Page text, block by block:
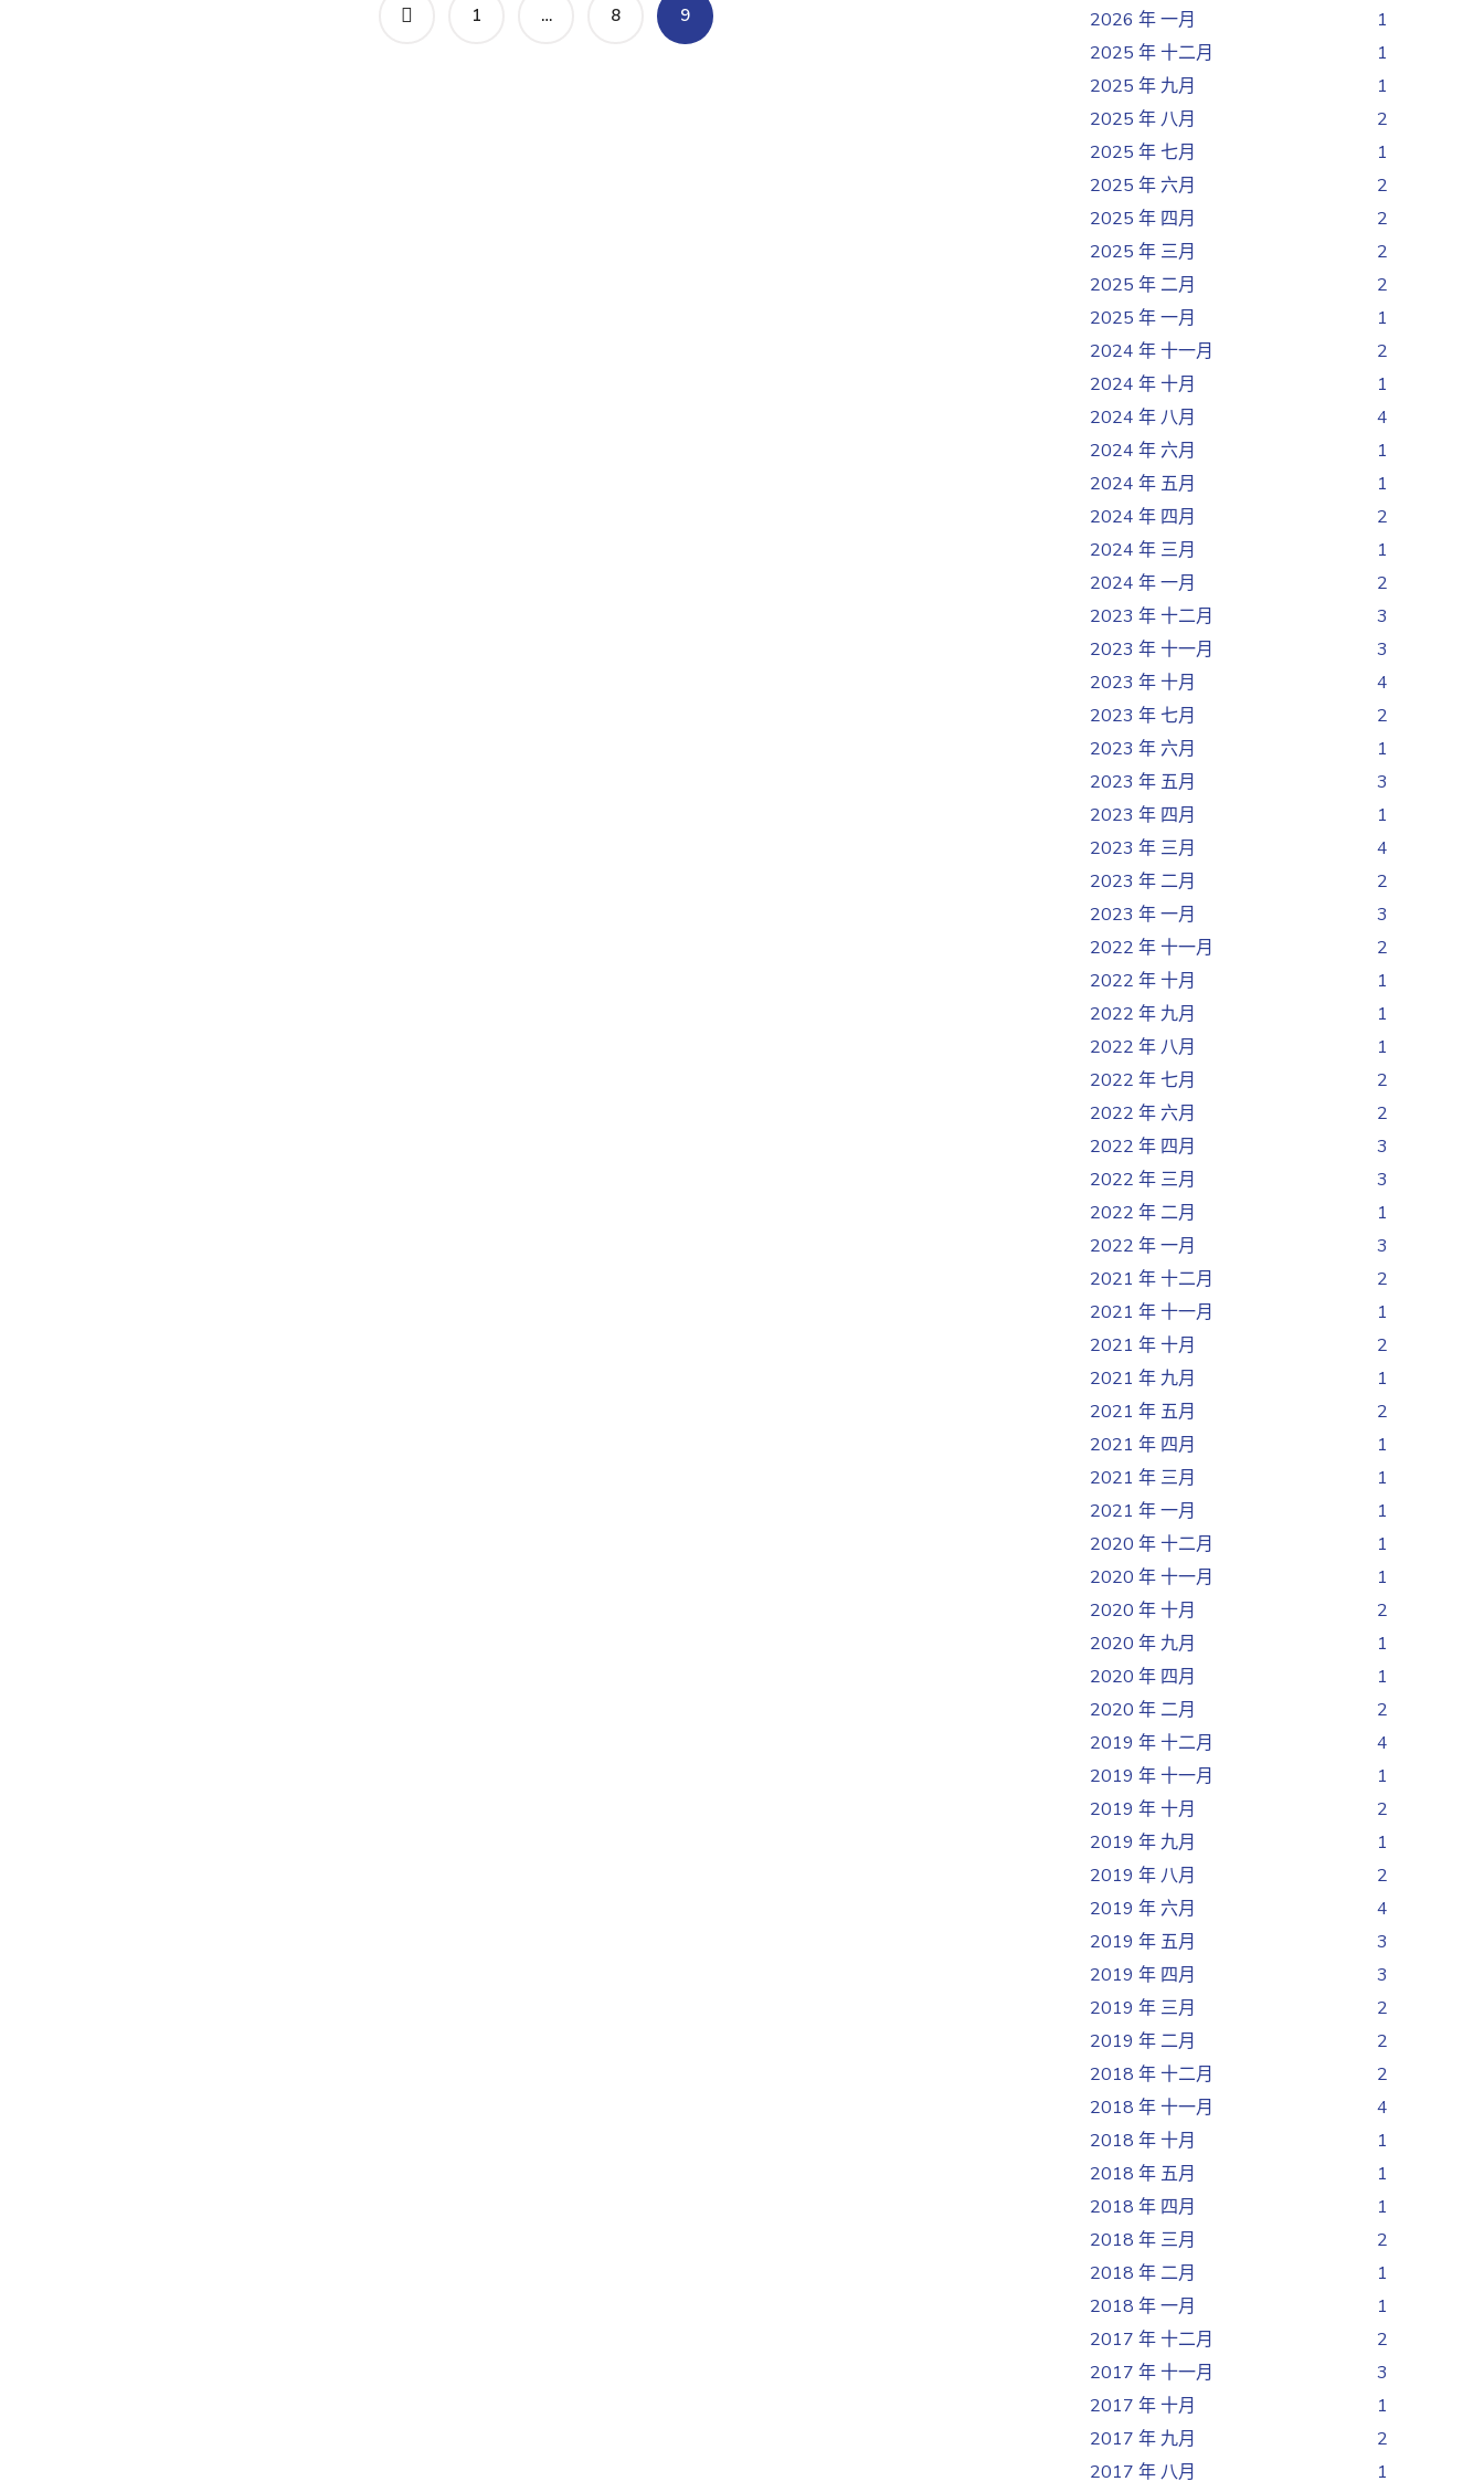
1 … 8 9
2026 年 一月
1
2025 年 十二月
1
2025 年 九月
1
2025 年 八月
2
2025 年 七月
1
2025 年 六月
2
2025 年 四月
2
2025 年 三月
2
2025 年 二月
2
2025 年 一月
1
2024 年 十一月
2
2024 年 十月
1
2024 年 八月
4
2024 年 六月
1
2024 年 五月
1
2024 年 四月
2
2024 年 三月
1
2024 年 一月
2
2023 年 十二月
3
2023 年 十一月
3
2023 年 十月
4
2023 年 七月
2
2023 年 六月
1
2023 年 五月
3
2023 年 四月
1
2023 年 三月
4
2023 年 二月
2
2023 年 一月
3
2022 年 十一月
2
2022 年 十月
1
2022 年 九月
1
2022 年 八月
1
2022 年 七月
2
2022 年 六月
2
2022 年 四月
3
2022 年 三月
3
2022 年 二月
1
2022 年 一月
3
2021 年 十二月
2
2021 年 十一月
1
2021 年 十月
2
2021 年 九月
1
2021 年 五月
2
2021 年 四月
1
2021 年 三月
1
2021 年 一月
1
2020 年 十二月
1
2020 年 十一月
1
2020 年 十月
2
2020 年 九月
1
2020 年 四月
1
2020 年 二月
2
2019 年 十二月
4
2019 年 十一月
1
2019 年 十月
2
2019 年 九月
1
2019 年 八月
2
2019 年 六月
4
2019 年 五月
3
2019 年 四月
3
2019 年 三月
2
2019 年 二月
2
2018 年 十二月
2
2018 年 十一月
4
2018 年 十月
1
2018 年 五月
1
2018 年 四月
1
2018 年 三月
2
2018 年 二月
1
2018 年 一月
1
2017 年 十二月
2
2017 年 十一月
3
2017 年 十月
1
2017 年 九月
2
2017 年 八月
1